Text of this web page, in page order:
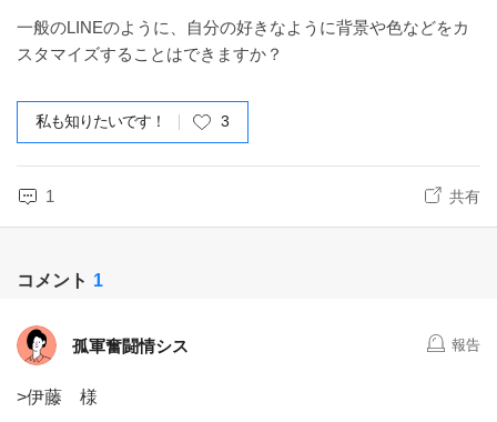
一般のLINEのように、自分の好きなように背景や色などをカ
スタマイズすることはできますか？
私も知りたいです！ 3
1 共有
コメント 1
孤軍奮闘情シス 報告
>伊藤 様